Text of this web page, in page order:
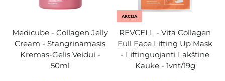
Medicube - Collagen Jelly
Cream - Stangrinamasis
Kremas-Gelis Veidui -
50ml
AKCIJA
REVCELL - Vita Collagen
Full Face Lifting Up Mask
- Liftinguojanti Lakštinė
Kaukė - 1vnt/19g